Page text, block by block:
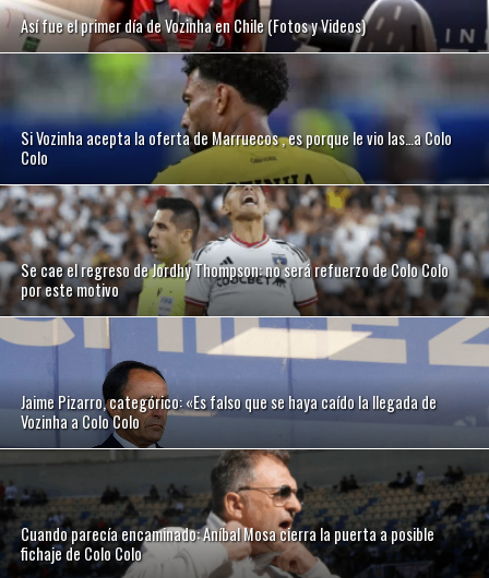
Así fue el primer día de Vozinha en Chile (Fotos y Videos)
Si Vozinha acepta la oferta de Marruecos , es porque le vio las…a Colo
Colo
Se cae el regreso de Jordhy Thompson: no será refuerzo de Colo Colo
por este motivo
Jaime Pizarro, categórico: «Es falso que se haya caído la llegada de
Vozinha a Colo Colo
Cuando parecía encaminado: Aníbal Mosa cierra la puerta a posible
fichaje de Colo Colo